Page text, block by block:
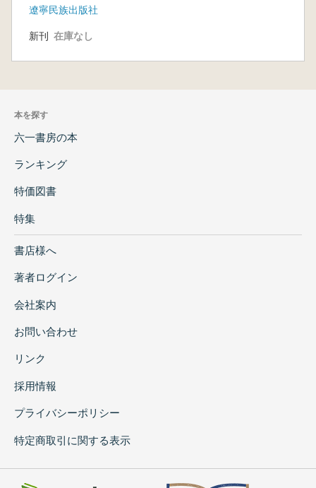
遼寧民族出版社
新刊 在庫なし
本を探す
六一書房の本
ランキング
特価図書
特集
書店様へ
著者ログイン
会社案内
お問い合わせ
リンク
採用情報
プライバシーポリシー
特定商取引に関する表示